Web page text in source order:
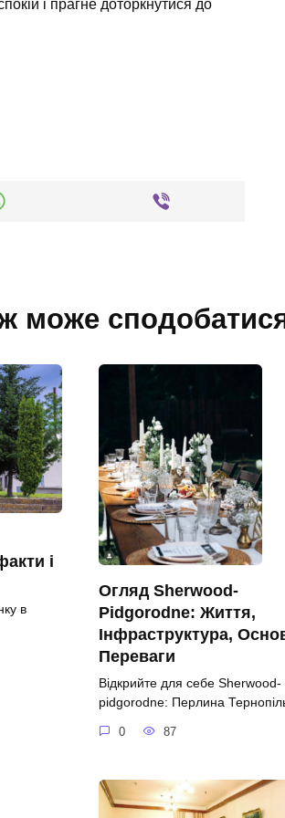
і прагне доторкнутися до
може
і
в
Огляд Sherwood-
Pidgorodne: Життя,
Інфраструктура,
Переваги
Відкрийте для себе Sherwood-
pidgorodne: Перлина
0 87